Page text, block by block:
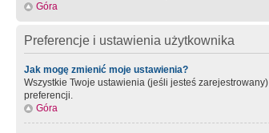
Góra
Preferencje i ustawienia użytkownika
Jak mogę zmienić moje ustawienia?
Wszystkie Twoje ustawienia (jeśli jesteś
preferencji.
Góra